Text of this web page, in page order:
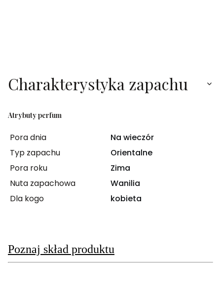
Charakterystyka zapachu
Atrybuty perfum
Pora dnia
Na wieczór
Typ zapachu
Orientalne
Pora roku
Zima
Nuta zapachowa
Wanilia
Dla kogo
kobieta
Poznaj skład produktu